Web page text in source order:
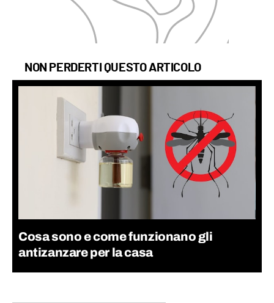
NON PERDERTI QUESTO ARTICOLO
Cosa sono e come funzionano gli
antizanzare per la casa